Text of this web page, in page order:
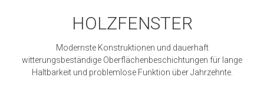
HOLZFENSTER
Modernste Konstruktionen und dauerhaft
witterungsbeständige Oberflächenbeschichtungen für lange
Haltbarkeit und problemlose Funktion über Jahrzehnte.